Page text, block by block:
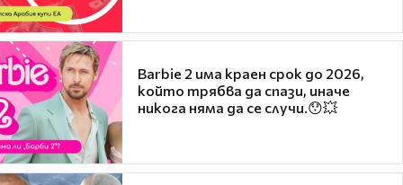
Barbie 2 има краен срок до 2026,
който трябва да спази, иначе
никога няма да се случи.😯💥